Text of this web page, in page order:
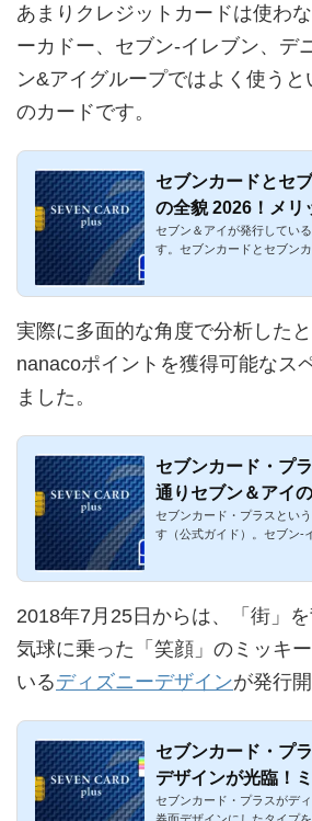
あまりクレジットカードは使わ
ーカドー、セブン-イレブン、デ
ン&アイグループではよく使うと
のカードです。
セブンカードとセ
の全貌 2026！メリ
徹底比較
セブン＆アイが発行してい
す。セブンカードとセブン
実際に多面的な角度で分析した
nanacoポイントを獲得可能なス
ました。
セブンカード・プ
通りセブン＆アイ
高還元
セブンカード・プラスとい
す（公式ガイド）。セブン-
2018年7月25日からは、「街」
気球に乗った「笑顔」のミッキ
いるディズニーデザインが発行
セブンカード・プ
デザインが光臨！
愛い！ゴールドカ
セブンカード・プラスがデ
券面デザインにしたタイプ